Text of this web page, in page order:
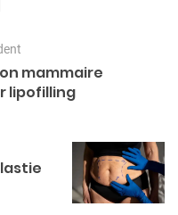
mammaire
lipofilling